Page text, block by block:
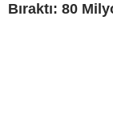
Bıraktı: 80